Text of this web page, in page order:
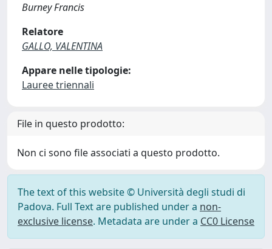
Burney Francis
Relatore
GALLO, VALENTINA
Appare nelle tipologie:
Lauree triennali
File in questo prodotto:
Non ci sono file associati a questo prodotto.
The text of this website © Università degli studi di
Padova. Full Text are published under a non-
exclusive license. Metadata are under a CC0 License